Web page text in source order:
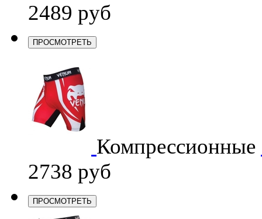
2489 руб
ПРОСМОТРЕТЬ
Компрессионные
2738 руб
ПРОСМОТРЕТЬ